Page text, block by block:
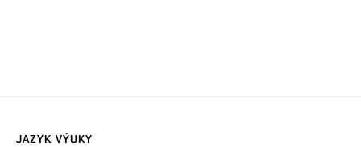
JAZYK VÝUKY